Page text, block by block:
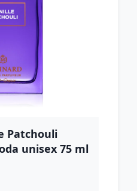
Patchouli
unisex 75 ml